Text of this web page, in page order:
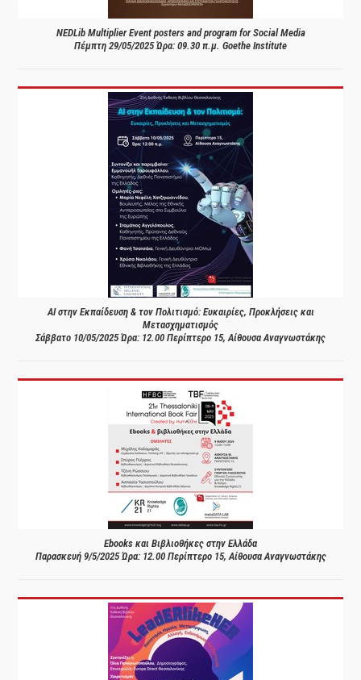
NEDLib Multiplier Event posters and program for Social Media
Πέμπτη 29/05/2025 Ώρα: 09.30 π.μ. Goethe Institute
AI στην Εκπαίδευση & τον Πολιτισμό: Ευκαιρίες, Προκλήσεις και
Μετασχηματισμός
Σάββατο 10/05/2025 Ώρα: 12.00 Περίπτερο 15, Αίθουσα Αναγνωστάκης
Ebooks και Βιβλιοθήκες στην Ελλάδα
Παρασκευή 9/5/2025 Ώρα: 12.00 Περίπτερο 15, Αίθουσα Αναγνωστάκης